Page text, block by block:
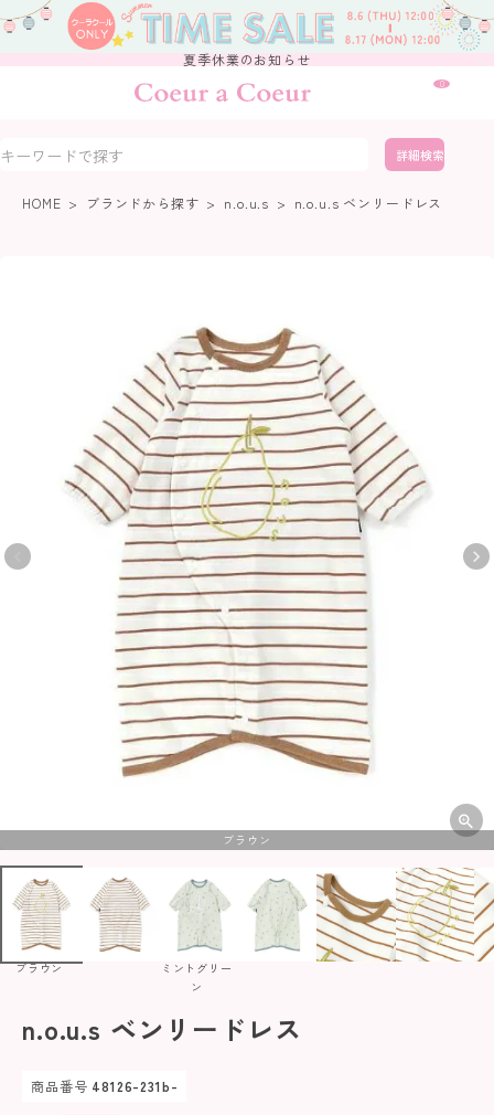
夏季休業のお知らせ
0
詳細検索
HOME ブランドから探す n.o.u.s n.o.u.s ベンリードレス
ブラウン
ブラウン
ミントグリー
ン
n.o.u.s ベンリードレス
商品番号 48126-231b-